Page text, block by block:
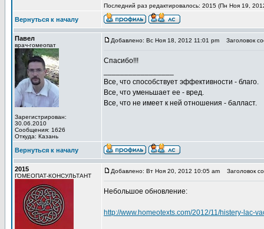
Последний раз редактировалось: 2015 (Пн Ноя 19,
Вернуться к началу
Павел
врач-гомеопат
Зарегистрирован:
30.06.2010
Сообщения: 1626
Откуда: Казань
Добавлено: Вс Ноя 18, 2012 11:01 pm Заголовок
Спасибо!!!
Все, что способствует эффективности - благо.
Все, что уменьшает ее - вред.
Все, что не имеет к ней отношения - балласт.
Вернуться к началу
2015
ГОМЕОПАТ-КОНСУЛЬТАНТ
Добавлено: Вт Ноя 20, 2012 10:05 am Заголовок
Небольшое обновление:
http://www.homeotexts.com/2012/11/histery-lac-